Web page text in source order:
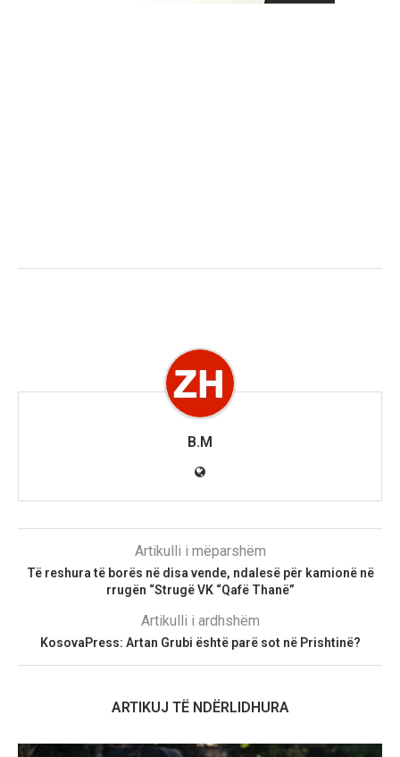
B.M
Artikulli i mëparshëm
Të reshura të borës në disa vende, ndalesë për kamionë në
rrugën “Strugë VK “Qafë Thanë”
Artikulli i ardhshëm
KosovaPress: Artan Grubi është parë sot në Prishtinë?
ARTIKUJ TË NDËRLIDHURA